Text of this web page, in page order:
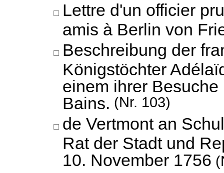
Lettre d'un officier
amis à Berlin von
Beschreibung der
Königstöchter
einem ihrer
Bains. (Nr. 103)
de Vertmont an
Rat der Stadt und
10. November 1756